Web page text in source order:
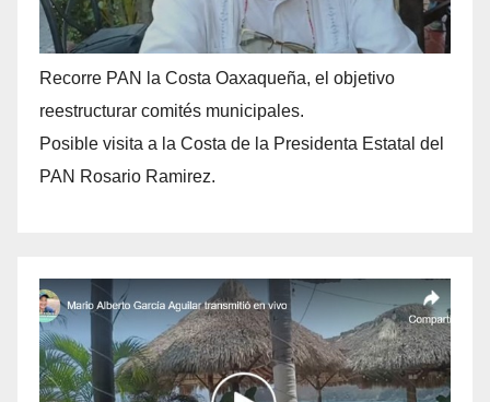
Recorre PAN la Costa Oaxaqueña, el objetivo
reestructurar comités municipales.
Posible visita a la Costa de la Presidenta Estatal del
PAN Rosario Ramirez.